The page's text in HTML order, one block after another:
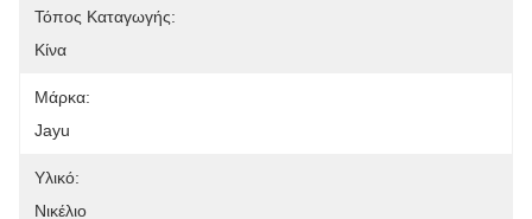
Τόπος Καταγωγής:
Κίνα
Μάρκα:
Jayu
Υλικό:
Νικέλιο